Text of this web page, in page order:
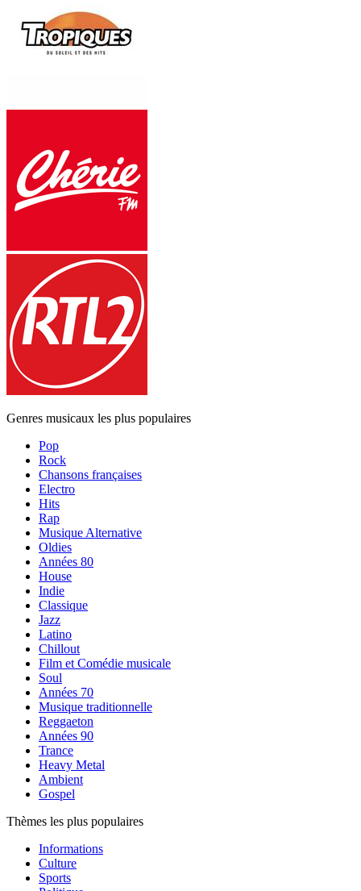
Genres musicaux les plus populaires
Pop
Rock
Chansons françaises
Electro
Hits
Rap
Musique Alternative
Oldies
Années 80
House
Indie
Classique
Jazz
Latino
Chillout
Film et Comédie musicale
Soul
Années 70
Musique traditionnelle
Reggaeton
Années 90
Trance
Heavy Metal
Ambient
Gospel
Thèmes les plus populaires
Informations
Culture
Sports